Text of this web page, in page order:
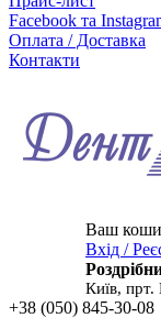
Facebook та
Оплата / Доставка
Контакти
Ваш
Вхід /
Київ, прт.
+38 (050) 845-30-08